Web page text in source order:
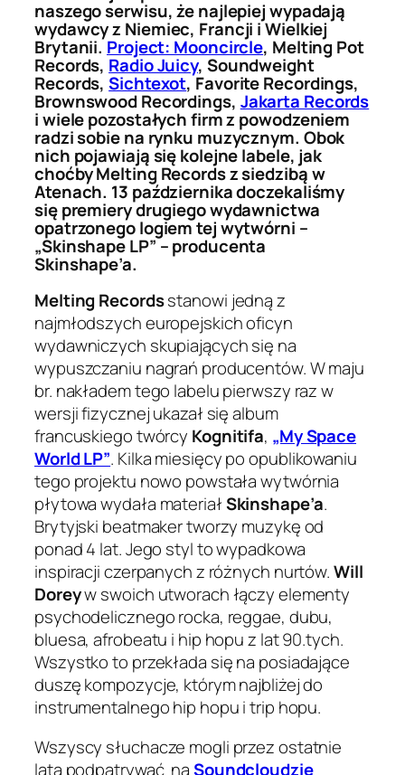
naszego serwisu, że najlepiej wypadają
wydawcy z Niemiec, Francji i Wielkiej
Brytanii.Project: Mooncircle, Melting Pot
Records, Radio Juicy, Soundweight
Records,Sichtexot, Favorite Recordings,
Brownswood Recordings, Jakarta Records
i wiele pozostałych firm z powodzeniem
radzi sobie na rynku muzycznym. Obok
nich pojawiają się kolejne labele, jak
choćby Melting Records z siedzibą w
Atenach. 13 października doczekaliśmy
się premiery drugiego wydawnictwa
opatrzonego logiem tej wytwórni –
„Skinshape LP” – producenta
Skinshape’a.
Melting Recordsstanowi jedną z
najmłodszych europejskich oficyn
wydawniczych skupiających się na
wypuszczaniu nagrań producentów. W maju
br. nakładem tego labelu pierwszy raz w
wersji fizycznej ukazał się album
francuskiego twórcy Kognitifa, „My Space
World LP”. Kilka miesięcy po opublikowaniu
tego projektu nowo powstała wytwórnia
płytowa wydała materiałSkinshape’a.
Brytyjski beatmaker tworzy muzykę od
ponad 4 lat. Jego styl to wypadkowa
inspiracji czerpanych z różnych nurtów.Will
Doreyw swoich utworach łączy elementy
psychodelicznego rocka, reggae, dubu,
bluesa, afrobeatu i hip hopu z lat 90.tych.
Wszystko to przekłada się na posiadające
duszę kompozycje, którym najbliżej do
instrumentalnego hip hopu i trip hopu.
Wszyscy słuchacze mogli przez ostatnie
lata podpatrywać naSoundcloudzie